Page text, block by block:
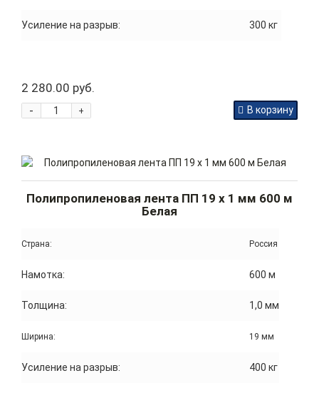
Усиление на разрыв: 300 кг
2 280.00 руб.
+
- В корзину
Полипропиленовая лента ПП 19 x 1 мм 600 м
Белая
Страна: Россия
Намотка: 600 м
Толщина: 1,0 мм
Ширина: 19 мм
Усиление на разрыв: 400 кг